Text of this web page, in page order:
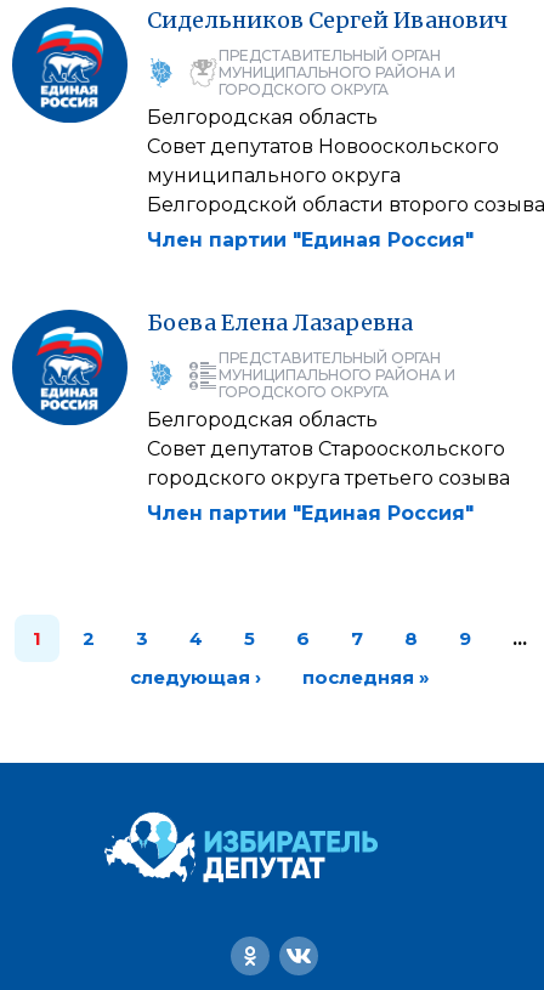
Сидельников СергейИванович
ПРЕДСТАВИТЕЛЬНЫЙ ОРГАН
МУНИЦИПАЛЬНОГО РАЙОНА И
ГОРОДСКОГО ОКРУГА
Белгородская область
Совет депутатов Новооскольского
муниципального округа
Белгородской области второго созыва
Член партии "Единая Россия"
БоеваЕленаЛазаревна
ПРЕДСТАВИТЕЛЬНЫЙ ОРГАН
МУНИЦИПАЛЬНОГО РАЙОНА И
ГОРОДСКОГО ОКРУГА
Белгородская область
Совет депутатов Старооскольского
городского округа третьего созыва
Член партии "Единая Россия"
1 2 3 4 5 6 7 8 9
…
следующая ›
последняя »